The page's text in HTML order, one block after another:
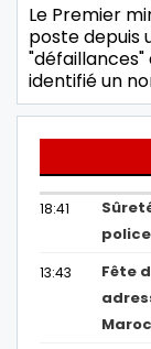
Le Premier
poste depuis
"défaillances"
identifié un
18:41
13:43
Fête
Maroc